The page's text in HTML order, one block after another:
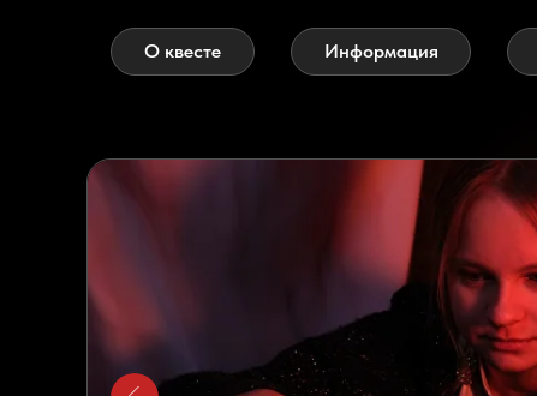
О квесте Информация